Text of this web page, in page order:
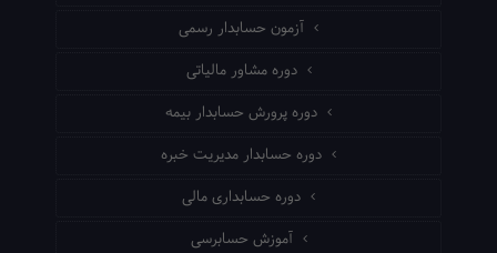
آزمون حسابدار رسمی
دوره مشاور مالیاتی
دوره پرورش حسابدار بیمه
دوره حسابدار مدیریت خبره
دوره حسابداری مالی
آموزش حسابرسی